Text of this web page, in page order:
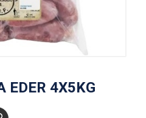
EDER 4X5KG